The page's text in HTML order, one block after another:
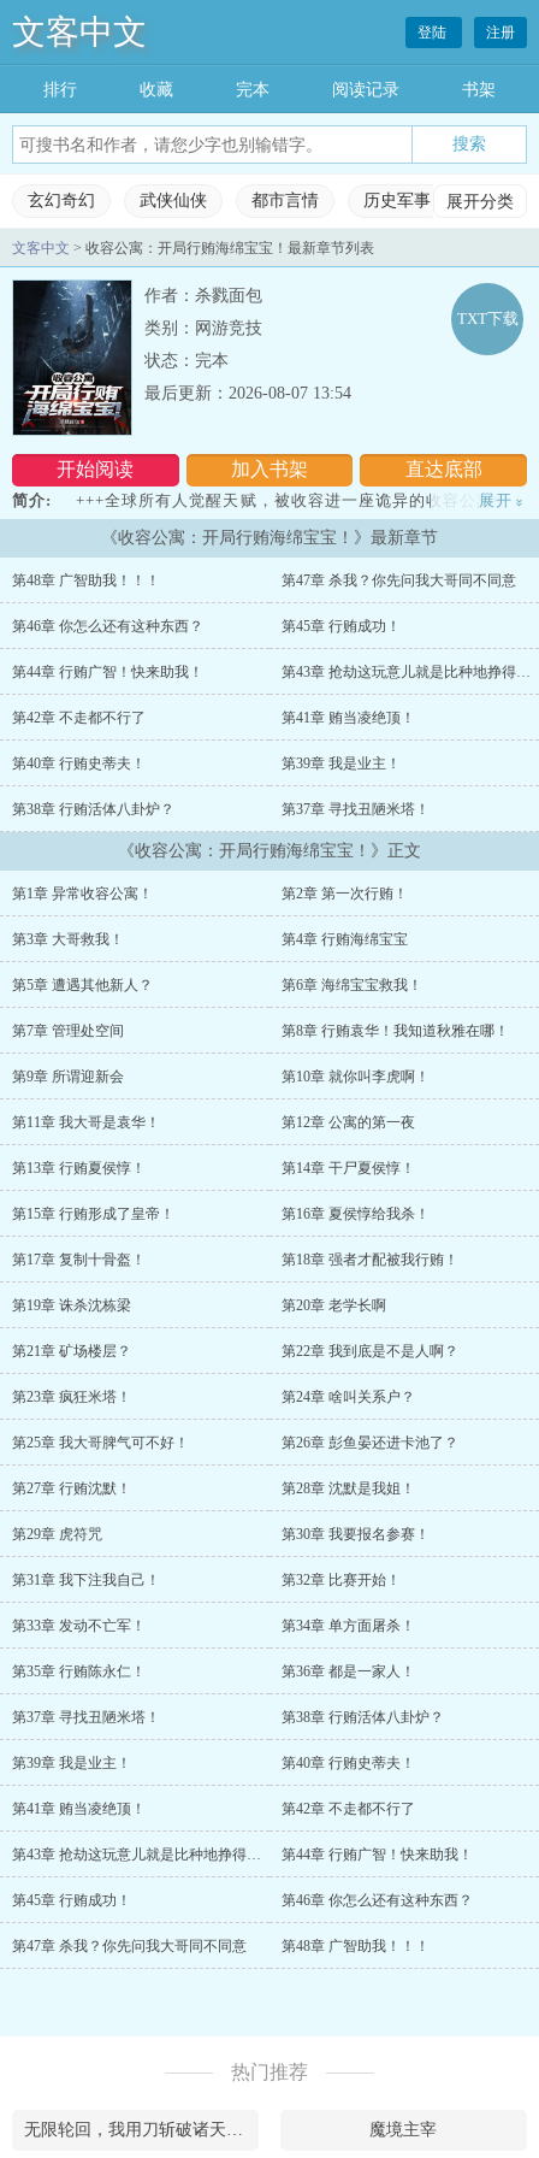
文客中文 登陆 注册
排行 收藏 完本 阅读记录 书架
玄幻奇幻 武侠仙侠 都市言情 历史军事 科幻灵
展开分类
玄幻奇幻 武侠仙侠 都市言情
科幻灵异 网游竞技 完本小说
排行榜 收藏榜单
文客中文 > 收容公寓：开局行贿海绵宝宝！最新章节列表
作者：杀戮面包
类别：网游竞技
状态：完本
开始阅读 加入书架 直达底部
TXT下载
最后更新：2026-08-07 13:54
简介:
+++全球所有人觉醒天赋，被收容进一座诡异的收容公寓中！
大家都要在这座无限公寓中艰难求生！为自己赎清收容费！你的隔壁
也许是单纯可爱的海绵宝宝，也可能是长腿大姐姐荷光者！但不要轻
易打开任何一扇房门！这里没有纯洁无邪的收容物！林厌却觉醒了善
弱点，只要你行贿得当...
...
展开 »
《收容公寓：开局行贿海绵宝宝！》最新章节
第48章 广智助我！！！ 第47章 杀我？你先问我大哥同不同意
第46章 你怎么还有这种东西？ 第45章 行贿成功！
第44章 行贿广智！快来助我！ 第43章 抢劫这玩意儿就是比种地挣得多啊
第42章 不走都不行了 第41章 贿当凌绝顶！
第40章 行贿史蒂夫！ 第39章 我是业主！
第38章 行贿活体八卦炉？ 第37章 寻找丑陋米塔！
《收容公寓：开局行贿海绵宝宝！》正文
第1章 异常收容公寓！ 第2章 第一次行贿！
第3章 大哥救我！ 第4章 行贿海绵宝宝
第5章 遭遇其他新人？ 第6章 海绵宝宝救我！
第7章 管理处空间 第8章 行贿袁华！我知道秋雅在哪！
第9章 所谓迎新会 第10章 就你叫李虎啊！
第11章 我大哥是袁华！ 第12章 公寓的第一夜
第13章 行贿夏侯惇！ 第14章 干尸夏侯惇！
第15章 行贿形成了皇帝！ 第16章 夏侯惇给我杀！
第17章 复制十骨盔！ 第18章 强者才配被我行贿！
第19章 诛杀沈栋梁 第20章 老学长啊
第21章 矿场楼层？ 第22章 我到底是不是人啊？
第23章 疯狂米塔！ 第24章 啥叫关系户？
第25章 我大哥脾气可不好！ 第26章 彭鱼晏还进卡池了？
第27章 行贿沈默！ 第28章 沈默是我姐！
第29章 虎符咒 第30章 我要报名参赛！
第31章 我下注我自己！ 第32章 比赛开始！
第33章 发动不亡军！ 第34章 单方面屠杀！
第35章 行贿陈永仁！ 第36章 都是一家人！
第37章 寻找丑陋米塔！ 第38章 行贿活体八卦炉？
第39章 我是业主！ 第40章 行贿史蒂夫！
第41章 贿当凌绝顶！ 第42章 不走都不行了
第43章 抢劫这玩意儿就是比种地挣得多啊 第44章 行贿广智！快来助我！
第45章 行贿成功！ 第46章 你怎么还有这种东西？
第47章 杀我？你先问我大哥同不同意 第48章 广智助我！！！
热门推荐
无限轮回，我用刀斩破诸天万界 魔境主宰